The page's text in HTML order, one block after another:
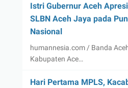
Istri Gubernur Aceh
SLBN Aceh Jaya pada
Nasional
humannesia.com / Banda
Kabupaten Ace…
Hari Pertama MPLS,